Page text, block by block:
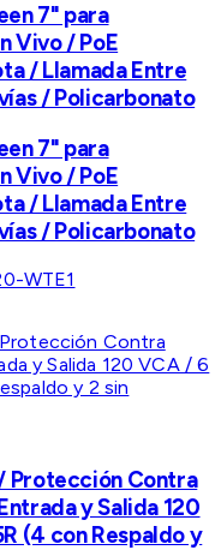
7" para
Vivo / PoE
/ Llamada Entre
/ Policarbonato
7" para
Vivo / PoE
/ Llamada Entre
/ Policarbonato
WTE1
Protección Contra
y Salida 120
(4 con Respaldo y